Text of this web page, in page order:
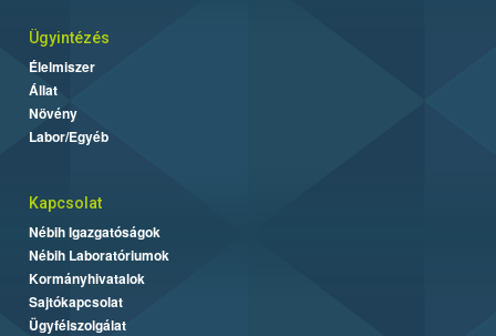
Ügyintézés
Élelmiszer
Állat
Növény
Labor/Egyéb
Kapcsolat
Nébih Igazgatóságok
Nébih Laboratóriumok
Kormányhivatalok
Sajtókapcsolat
Ügyfélszolgálat